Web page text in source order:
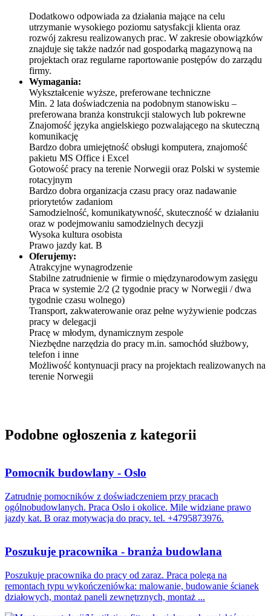
Dodatkowo odpowiada za działania mające na celu
utrzymanie wysokiego poziomu satysfakcji klienta oraz
rozwój zakresu realizowanych prac. W zakresie obowiązków
znajduje się także nadzór nad gospodarką magazynową na
projektach oraz regularne raportowanie postępów do zarządu
firmy.
Wymagania:
Wykształcenie wyższe, preferowane techniczne
Min. 2 lata doświadczenia na podobnym stanowisku –
preferowana branża konstrukcji stalowych lub pokrewne
Znajomość języka angielskiego pozwalającego na skuteczną
komunikację
Bardzo dobra umiejętność obsługi komputera, znajomość
pakietu MS Office i Excel
Gotowość pracy na terenie Norwegii oraz Polski w systemie
rotacyjnym
Bardzo dobra organizacja czasu pracy oraz nadawanie
priorytetów zadaniom
Samodzielność, komunikatywność, skuteczność w działaniu
oraz w podejmowaniu samodzielnych decyzji
Wysoka kultura osobista
Prawo jazdy kat. B
Oferujemy:
Atrakcyjne wynagrodzenie
Stabilne zatrudnienie w firmie o międzynarodowym zasięgu
Praca w systemie 2/2 (2 tygodnie pracy w Norwegii / dwa
tygodnie czasu wolnego)
Transport, zakwaterowanie oraz pełne wyżywienie podczas
pracy w delegacji
Pracę w młodym, dynamicznym zespole
Niezbędne narzędzia do pracy m.in. samochód służbowy,
telefon i inne
Możliwość kontynuacji pracy na projektach realizowanych na
terenie Norwegii
Podobne ogłoszenia z kategorii
Pomocnik budowlany - Oslo
Zatrudnię pomocników z doświadczeniem przy pracach
ogólnobudowlanych. Praca Oslo i okolice. Mile widziane prawo
jazdy kat. B oraz motywacja do pracy. tel. +4795873976.
Poszukuje pracownika - branża budowlana
Poszukuje pracownika do pracy od zaraz. Praca polega na
remontach typu wykończeniówka: malowanie, budowanie ścianek
działowych, montaż paneli zewnętrznych, montaż ...